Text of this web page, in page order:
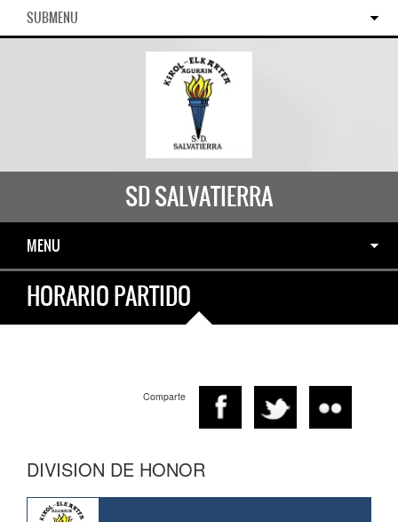
SUBMENU
SD SALVATIERRA
MENU
HORARIO PARTIDO
Comparte
DIVISION DE HONOR